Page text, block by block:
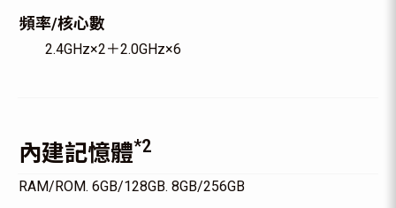
頻率/核心數
2.4GHz×2＋2.0GHz×6
內建記憶體*2
RAM/ROM. 6GB/128GB. 8GB/256GB